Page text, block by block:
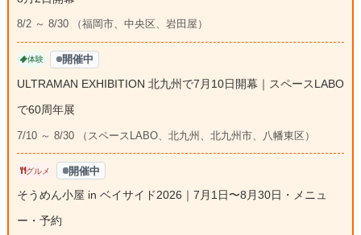
8/2 ～ 8/30 （福岡市、中央区、岩田屋）
体験 開催中
ULTRAMAN EXHIBITION 北九州で7月10日開幕｜スペースLABO
で60周年展
7/10 ～ 8/30 （スペースLABO、北九州、北九州市、八幡東区）
グルメ 開催中
そうめん小屋 in ベイサイド2026｜7月1日〜8月30日・メニュ
ー・予約